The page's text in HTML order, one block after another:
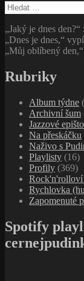
Vyhledávání
„Jaký je dnes den?“
„Dnes je dnes,“
„Můj oblíbený
Rubriky
Album týdne
Archivní šum
Jazzové
Na přeskáčku
Naživo s
Playlisty (16)
Profily (369)
Rychlovka
Zapomenuté
Spotify